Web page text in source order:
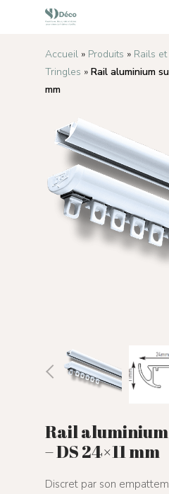
Appuyez sur Enter pour
Accueil » Produits » Rails
Tringles » Rail aluminium
mm
Rail
– DS 24×11 mm
Discret par son